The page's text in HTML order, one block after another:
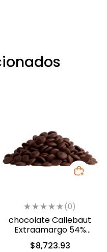
(0)
chocolate Callebaut
Extraamargo 54%
cacao 13.6 kg (40-8310)
$8,723.93